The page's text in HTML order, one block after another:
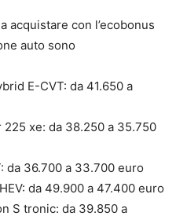
acquistare con l’ecobonus
auto sono
E-CVT: da 41.650 a
xe: da 38.250 a 35.750
da 36.700 a 33.700 euro
da 49.900 a 47.400 euro
S tronic: da 39.850 a